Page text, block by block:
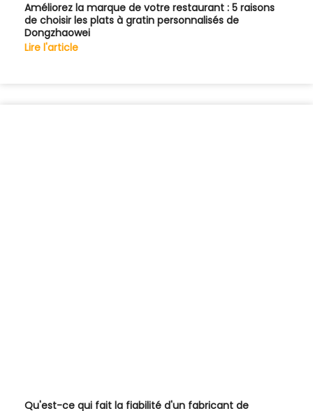
Améliorez la marque de votre restaurant : 5 raisons
de choisir les plats à gratin personnalisés de
Dongzhaowei
Lire l'article
Qu'est-ce qui fait la fiabilité d'un fabricant de